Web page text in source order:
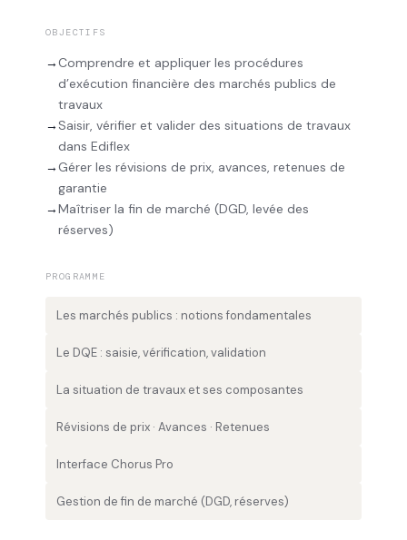
OBJECTIFS
→ Comprendre et appliquer les procédures
d’exécution financière des marchés publics de
travaux
→ Saisir, vérifier et valider des situations de travaux
dans Ediflex
→ Gérer les révisions de prix, avances, retenues de
garantie
→Maîtriser la fin de marché (DGD, levée des
réserves)
PROGRAMME
Les marchés publics : notions fondamentales
Le DQE : saisie, vérification, validation
La situation de travaux et ses composantes
Révisions de prix · Avances · Retenues
Interface Chorus Pro
Gestion de fin de marché (DGD, réserves)